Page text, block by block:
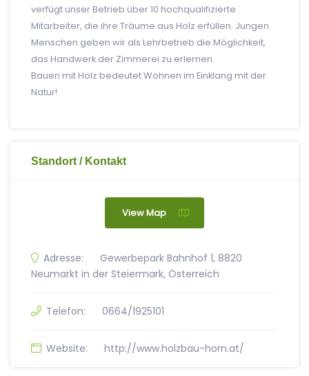
verfügt unser Betrieb über 10 hochqualifizierte
Mitarbeiter, die ihre Träume aus Holz erfüllen. Jungen
Menschen geben wir als Lehrbetrieb die Möglichkeit,
das Handwerk der Zimmerei zu erlernen.
Bauen mit Holz bedeutet Wohnen im Einklang mit der
Natur!
Standort / Kontakt
View Map
Adresse:
Gewerbepark Bahnhof 1, 8820
Neumarkt in der Steiermark, Österreich
Telefon: 0664/1925101
Website: http://www.holzbau-horn.at/